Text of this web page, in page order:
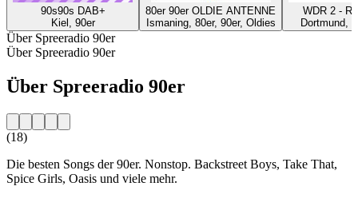
90s90s DAB+
Kiel, 90er
80er 90er OLDIE ANTENNE
Ismaning, 80er, 90er, Oldies
WDR 2 -
Dortmund,
Über Spreeradio 90er
Über Spreeradio 90er
Über Spreeradio 90er
(18)
Die besten Songs der 90er. Nonstop. Backstreet Boys, Take That,
Spice Girls, Oasis und viele mehr.